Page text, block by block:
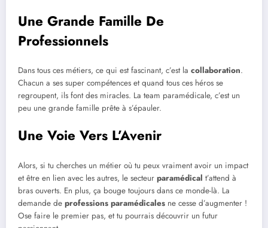
Une Grande Famille De
Professionnels
Dans tous ces métiers, ce qui est fascinant, c’est la collaboration.
Chacun a ses super compétences et quand tous ces héros se
regroupent, ils font des miracles. La team paramédicale, c’est un
peu une grande famille prête à s’épauler.
Une Voie Vers L’Avenir
Alors, si tu cherches un métier où tu peux vraiment avoir un impact
et être en lien avec les autres, le secteur paramédical t’attend à
bras ouverts. En plus, ça bouge toujours dans ce monde-là. La
demande de professions paramédicales ne cesse d’augmenter !
Ose faire le premier pas, et tu pourrais découvrir un futur